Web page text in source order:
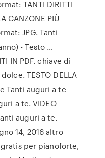
TANTI DIRITTI
CANZONE PIÙ
JPG. Tanti
- Testo …
IN PDF. chiave di
TESTO DELLA
Tanti auguri a te
a te. VIDEO
auguri a te.
14, 2016 altro
per pianoforte,